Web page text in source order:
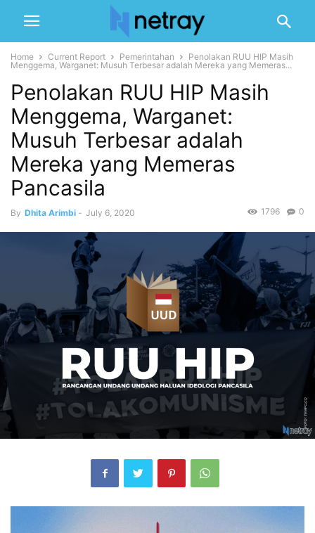
Home Current Report Pemerintahan
Penolakan RUU HIP Masih
Menggema, Warganet: Musuh Terbesar adalah Mereka yang Memeras...
Penolakan RUU HIP Masih
Menggema, Warganet:
Musuh Terbesar adalah
Mereka yang Memeras
Pancasila
By Dhita Arimbi - July 6, 2020 0
1796